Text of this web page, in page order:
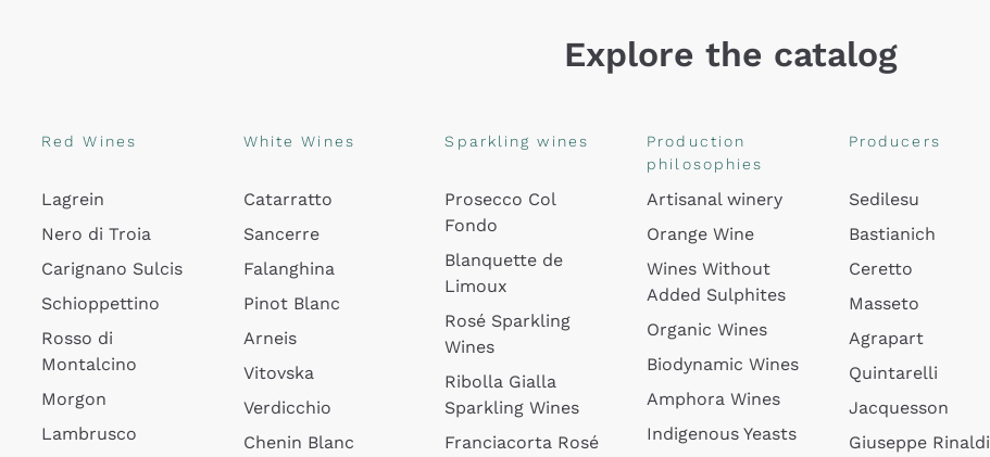
Explore the catalog
Red Wines
Lagrein
Nero di Troia
Carignano Sulcis
Schioppettino
Rosso di
Montalcino
Morgon
Lambrusco
White Wines
Catarratto
Sancerre
Falanghina
Pinot Blanc
Arneis
Vitovska
Verdicchio
Chenin Blanc
Sparkling wines
Prosecco Col
Fondo
Blanquette de
Limoux
Rosé Sparkling
Wines
Ribolla Gialla
Sparkling Wines
Franciacorta Rosé
Production
philosophies
Artisanal winery
Orange Wine
Wines Without
Added Sulphites
Organic Wines
Biodynamic Wines
Amphora Wines
Indigenous Yeasts
Producers
Sedilesu
Bastianich
Ceretto
Masseto
Agrapart
Quintarelli
Jacquesson
Giuseppe Rinaldi